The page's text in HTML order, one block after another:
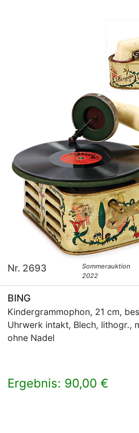
Nr. 2693
Sommerauktion
2022
BING
Kindergrammophon, 21 cm,
Uhrwerk intakt, Blech, lithogr.,
ohne Nadel
Ergebnis: 90,00 €